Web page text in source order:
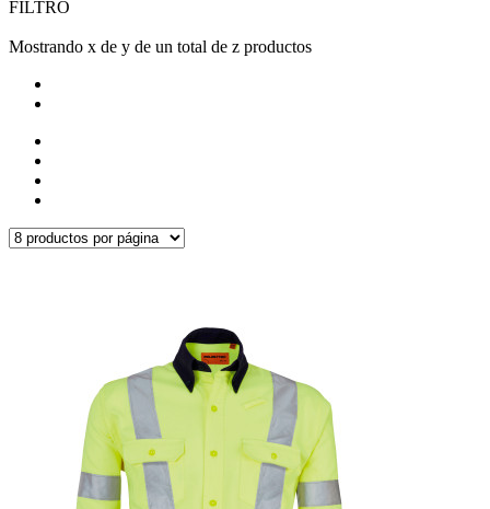
FILTRO
Mostrando x de y de un total de z productos